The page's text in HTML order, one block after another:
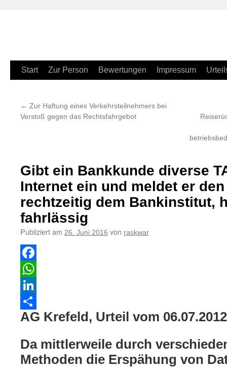
Zum
springen
Start Zur Person Bewertungen Impressum
← Zur Haftung eines Verkehrsteilnehmers bei
Verstoß gegen das Rechtsfahrgebot
Gibt ein Bankkunde diverse
Internet ein und meldet er
rechtzeitig dem Bankinstitut,
fahrlässig
Publiziert am 26. Juni 2016 von raskwar
Facebook
WhatsApp
LinkedIn
Teilen
AG Krefeld, Urteil vom
Da mittlerweile durch
Methoden die Erspähung von